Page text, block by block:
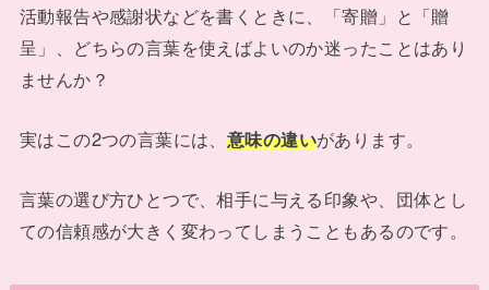
活動報告や感謝状などを書くときに、「寄贈」と「贈
呈」、どちらの言葉を使えばよいのか迷ったことはあり
ませんか？
実はこの2つの言葉には、 意味の違いがあります。
言葉の選び方ひとつで、相手に与える印象や、団体とし
ての信頼感が大きく変わってしまうこともあるのです。